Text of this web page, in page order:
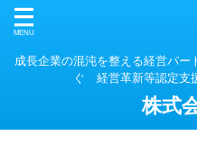
成長企業の混沌を整える経営パ
ぐ 経営革新等認定支
株式